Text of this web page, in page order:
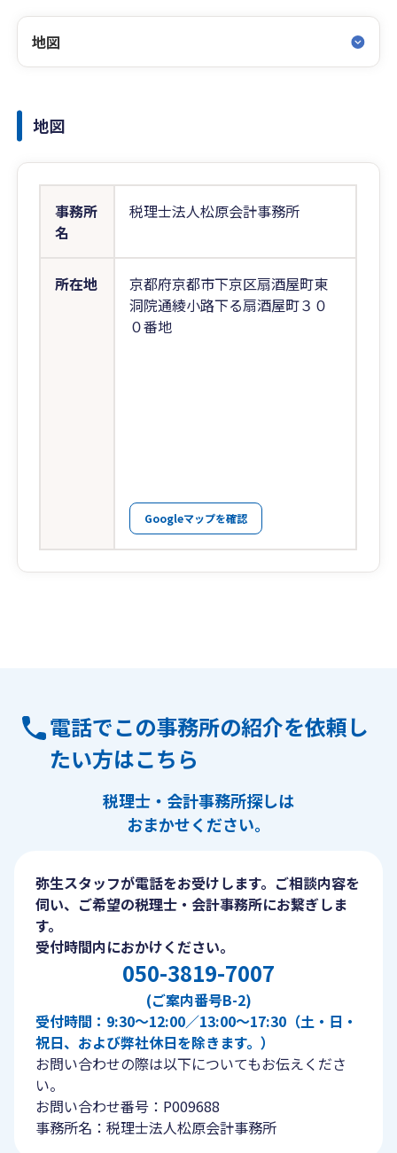
地図
地図
事務所
名
税理士法人松原会計事務所
所在地
京都府京都市下京区扇酒屋町東
洞院通綾小路下る扇酒屋町３０
０番地
Googleマップを確認
電話でこの事務所の紹介を依頼し
たい方はこちら
税理士・会計事務所探しは
おまかせください。
弥生スタッフが電話をお受けします。ご相談内容を
伺い、ご希望の税理士・会計事務所にお繋ぎしま
す。
受付時間内におかけください。
050-3819-7007
(ご案内番号B-2)
受付時間：9:30〜12:00／13:00〜17:30（土・日・
祝日、および弊社休日を除きます。）
お問い合わせの際は以下についてもお伝えくださ
い。
お問い合わせ番号：P009688
事務所名：税理士法人松原会計事務所